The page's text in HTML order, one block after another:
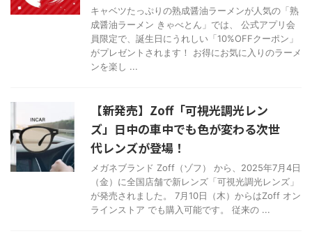
キャベツたっぷりの熟成醤油ラーメンが人気の「熟
成醤油ラーメン きゃべとん」では、 公式アプリ会
員限定で、誕生日にうれしい「10%OFFクーポン」
がプレゼントされます！ お得にお気に入りのラーメ
ンを楽し ...
【新発売】Zoff「可視光調光レン
ズ」日中の車中でも色が変わる次世
代レンズが登場！
メガネブランド Zoff（ゾフ） から、2025年7月4日
（金）に全国店舗で新レンズ「可視光調光レンズ」
が発売されました。 7月10日（木）からはZoff オン
ラインストア でも購入可能です。 従来の ...